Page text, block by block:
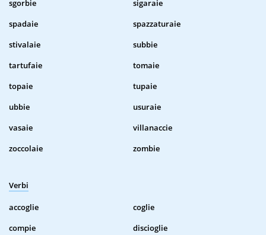
sgorbie
sigaraie
spadaie
spazzaturaie
stivalaie
subbie
tartufaie
tomaie
topaie
tupaie
ubbie
usuraie
vasaie
villanaccie
zoccolaie
zombie
Verbi
accoglie
coglie
compie
discioglie